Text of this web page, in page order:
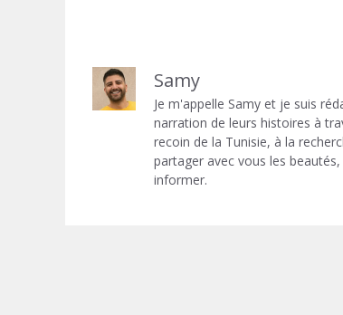
Samy
Je m'appelle Samy et je suis
narration de leurs histoires à
recoin de la Tunisie, à la
partager avec vous les
informer.